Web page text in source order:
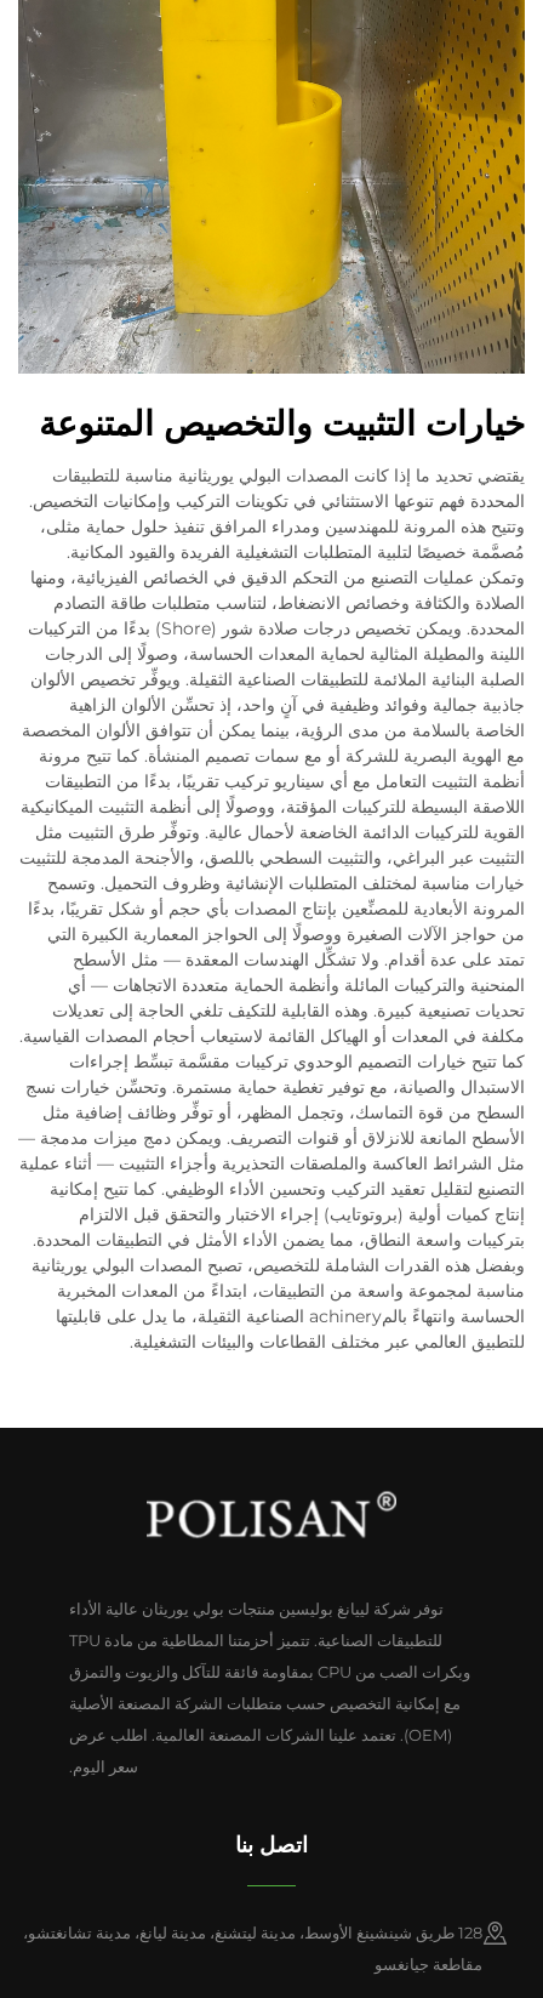
خيارات التثبيت والتخصيص المتنوعة
يقتضي تحديد ما إذا كانت المصدات البولي يوريثانية مناسبة للتطبيقات
المحددة فهم تنوعها الاستثنائي في تكوينات التركيب وإمكانيات التخصيص.
وتتيح هذه المرونة للمهندسين ومدراء المرافق تنفيذ حلول حماية مثلى،
مُصمَّمة خصيصًا لتلبية المتطلبات التشغيلية الفريدة والقيود المكانية.
وتمكن عمليات التصنيع من التحكم الدقيق في الخصائص الفيزيائية، ومنها
الصلادة والكثافة وخصائص الانضغاط، لتناسب متطلبات طاقة التصادم
المحددة. ويمكن تخصيص درجات صلادة شور (Shore) بدءًا من التركيبات
اللينة والمطيلة المثالية لحماية المعدات الحساسة، وصولًا إلى الدرجات
الصلبة البنائية الملائمة للتطبيقات الصناعية الثقيلة. ويوفِّر تخصيص الألوان
جاذبية جمالية وفوائد وظيفية في آنٍ واحد، إذ تحسِّن الألوان الزاهية
الخاصة بالسلامة من مدى الرؤية، بينما يمكن أن تتوافق الألوان المخصصة
مع الهوية البصرية للشركة أو مع سمات تصميم المنشأة. كما تتيح مرونة
أنظمة التثبيت التعامل مع أي سيناريو تركيب تقريبًا، بدءًا من التطبيقات
اللاصقة البسيطة للتركيبات المؤقتة، ووصولًا إلى أنظمة التثبيت الميكانيكية
القوية للتركيبات الدائمة الخاضعة لأحمال عالية. وتوفِّر طرق التثبيت مثل
التثبيت عبر البراغي، والتثبيت السطحي باللصق، والأجنحة المدمجة للتثبيت
خيارات مناسبة لمختلف المتطلبات الإنشائية وظروف التحميل. وتسمح
المرونة الأبعادية للمصنِّعين بإنتاج المصدات بأي حجم أو شكل تقريبًا، بدءًا
من حواجز الآلات الصغيرة ووصولًا إلى الحواجز المعمارية الكبيرة التي
تمتد على عدة أقدام. ولا تشكِّل الهندسات المعقدة — مثل الأسطح
المنحنية والتركيبات المائلة وأنظمة الحماية متعددة الاتجاهات — أي
تحديات تصنيعية كبيرة. وهذه القابلية للتكيف تلغي الحاجة إلى تعديلات
مكلفة في المعدات أو الهياكل القائمة لاستيعاب أحجام المصدات القياسية.
كما تتيح خيارات التصميم الوحدوي تركيبات مقسَّمة تبسِّط إجراءات
الاستبدال والصيانة، مع توفير تغطية حماية مستمرة. وتحسِّن خيارات نسج
السطح من قوة التماسك، وتجمل المظهر، أو توفِّر وظائف إضافية مثل
الأسطح المانعة للانزلاق أو قنوات التصريف. ويمكن دمج ميزات مدمجة —
مثل الشرائط العاكسة والملصقات التحذيرية وأجزاء التثبيت — أثناء عملية
التصنيع لتقليل تعقيد التركيب وتحسين الأداء الوظيفي. كما تتيح إمكانية
إنتاج كميات أولية (بروتوتايب) إجراء الاختبار والتحقق قبل الالتزام
بتركيبات واسعة النطاق، مما يضمن الأداء الأمثل في التطبيقات المحددة.
وبفضل هذه القدرات الشاملة للتخصيص، تصبح المصدات البولي يوريثانية
مناسبة لمجموعة واسعة من التطبيقات، ابتداءً من المعدات المخبرية
الحساسة وانتهاءً بالمachinery الصناعية الثقيلة، ما يدل على قابليتها
للتطبيق العالمي عبر مختلف القطاعات والبيئات التشغيلية.
توفر شركة لييانغ بوليسين منتجات بولي يوريثان عالية الأداء
للتطبيقات الصناعية. تتميز أحزمتنا المطاطية من مادة TPU
وبكرات الصب من CPU بمقاومة فائقة للتآكل والزيوت والتمزق
مع إمكانية التخصيص حسب متطلبات الشركة المصنعة الأصلية
(OEM). تعتمد علينا الشركات المصنعة العالمية. اطلب عرض
سعر اليوم.
اتصل بنا
128 طريق شينشينغ الأوسط، مدينة ليتشنغ، مدينة ليانغ، مدينة تشانغتشو،
مقاطعة جيانغسو